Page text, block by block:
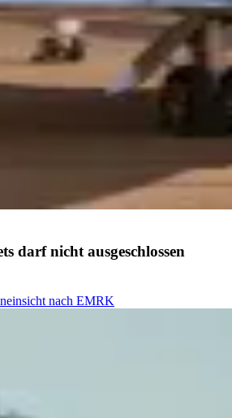
darf nicht ausgeschlossen
nach EMRK